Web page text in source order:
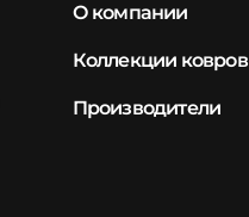
О компании
Коллекции ковров
Производители